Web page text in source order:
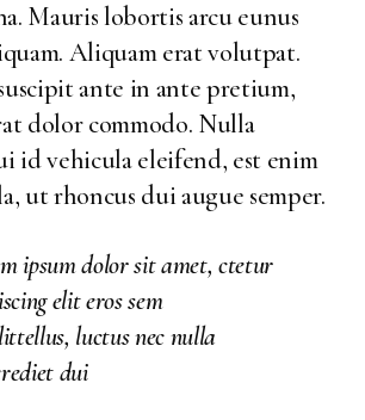
Mauris lobortis arcu eunus
Aliquam erat volutpat.
ante in ante pretium,
dolor commodo. Nulla
id vehicula eleifend, est enim
ut rhoncus dui augue semper.
ipsum dolor sit amet, ctetur
elit eros sem
luctus nec nulla
dui